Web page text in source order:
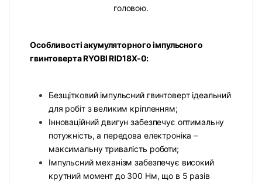
головою.
Особливості акумуляторного імпульсного
гвинтоверта RYOBI RID18X-0:
Безщітковий імпульсний гвинтоверт ідеальний
для робіт з великим кріпленням;
Інноваційний двигун забезпечує оптимальну
потужність, а передова електроніка –
максимальну тривалість роботи;
Імпульсний механізм забезпечує високий
крутний момент до 300 Нм, що в 5 разів